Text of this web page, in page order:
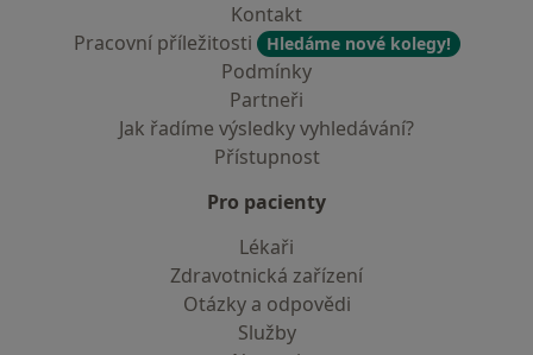
Kontakt
Pracovní příležitosti
Hledáme nové kolegy!
Podmínky
Partneři
Jak řadíme výsledky vyhledávání?
Přístupnost
Pro pacienty
Lékaři
Zdravotnická zařízení
Otázky a odpovědi
Služby